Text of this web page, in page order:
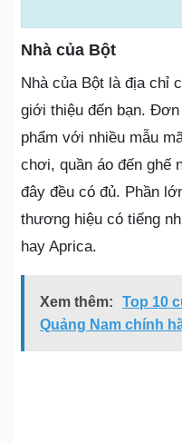
Nhà của Bột
Nhà của Bột là địa chỉ
giới thiệu đến bạn.
phẩm với nhiều mẫu
chơi, quần áo đến ghế
đây đều có đủ. Phần
thương hiệu có tiếng
hay Aprica.
Xem thêm:
Top 10
Quảng Nam chính